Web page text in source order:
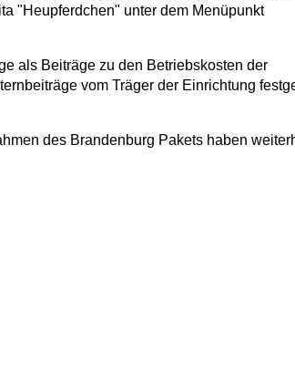
"Heupferdchen" unter dem Menüpunkt
als Beiträge zu den Betriebskosten der
vom Träger der Einrichtung
des Brandenburg Pakets haben